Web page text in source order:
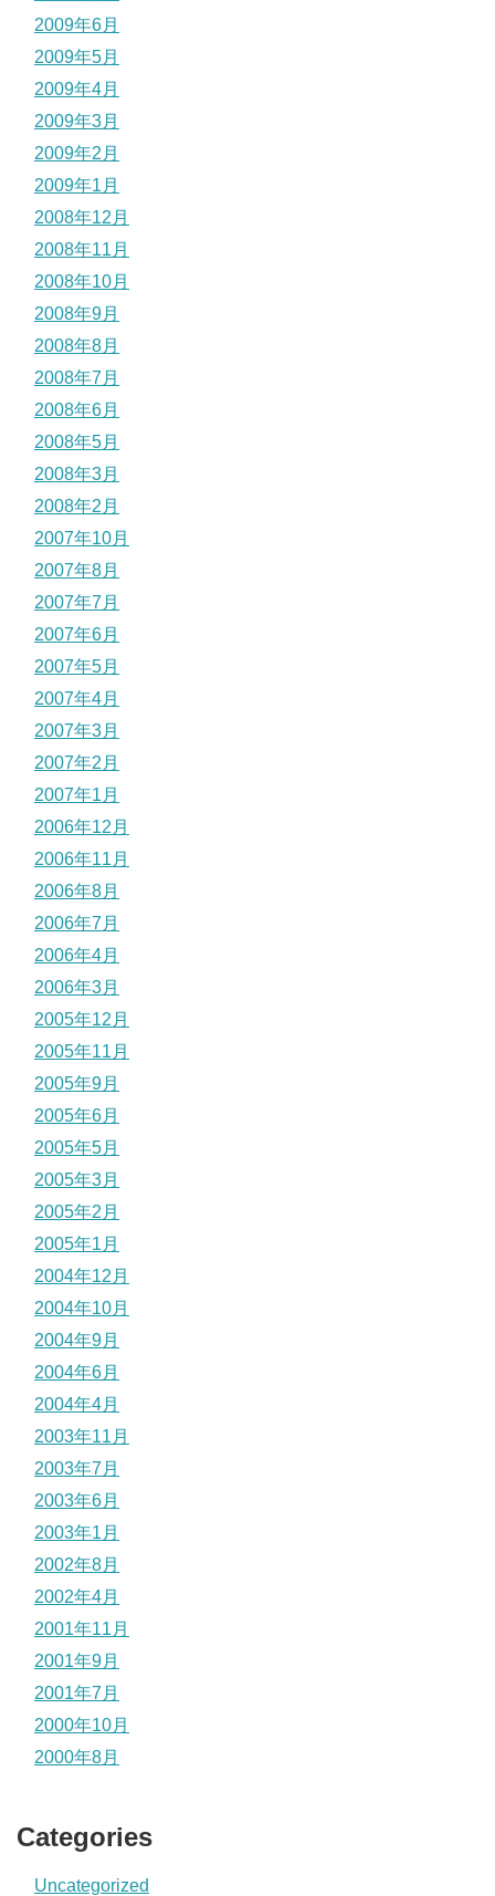
2009年6月
2009年5月
2009年4月
2009年3月
2009年2月
2009年1月
2008年12月
2008年11月
2008年10月
2008年9月
2008年8月
2008年7月
2008年6月
2008年5月
2008年3月
2008年2月
2007年10月
2007年8月
2007年7月
2007年6月
2007年5月
2007年4月
2007年3月
2007年2月
2007年1月
2006年12月
2006年11月
2006年8月
2006年7月
2006年4月
2006年3月
2005年12月
2005年11月
2005年9月
2005年6月
2005年5月
2005年3月
2005年2月
2005年1月
2004年12月
2004年10月
2004年9月
2004年6月
2004年4月
2003年11月
2003年7月
2003年6月
2003年1月
2002年8月
2002年4月
2001年11月
2001年9月
2001年7月
2000年10月
2000年8月
Categories
Uncategorized